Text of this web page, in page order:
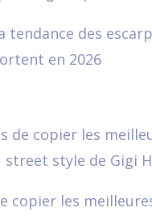
tendance des
en 2026
copier les